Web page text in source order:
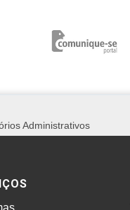
Administrativos